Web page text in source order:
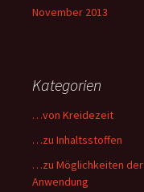
November 2013
Kategorien
…von Kreidezeit
…zu Inhaltsstoffen
…zu Möglichkeiten der
Anwendung